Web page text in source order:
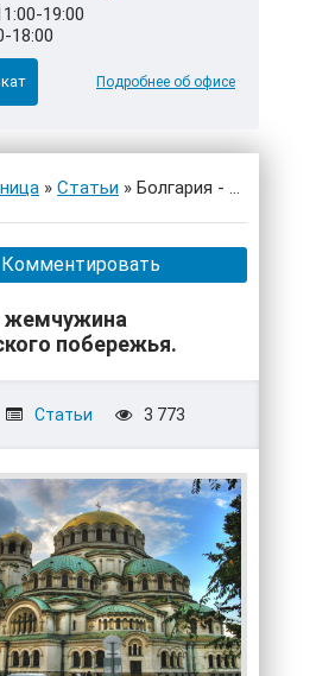
19:00
18:00
Подробнее об офисе
» Статьи » Болгария - жемчужина
Комментировать
жемчужина
побережья.
Статьи 3 773